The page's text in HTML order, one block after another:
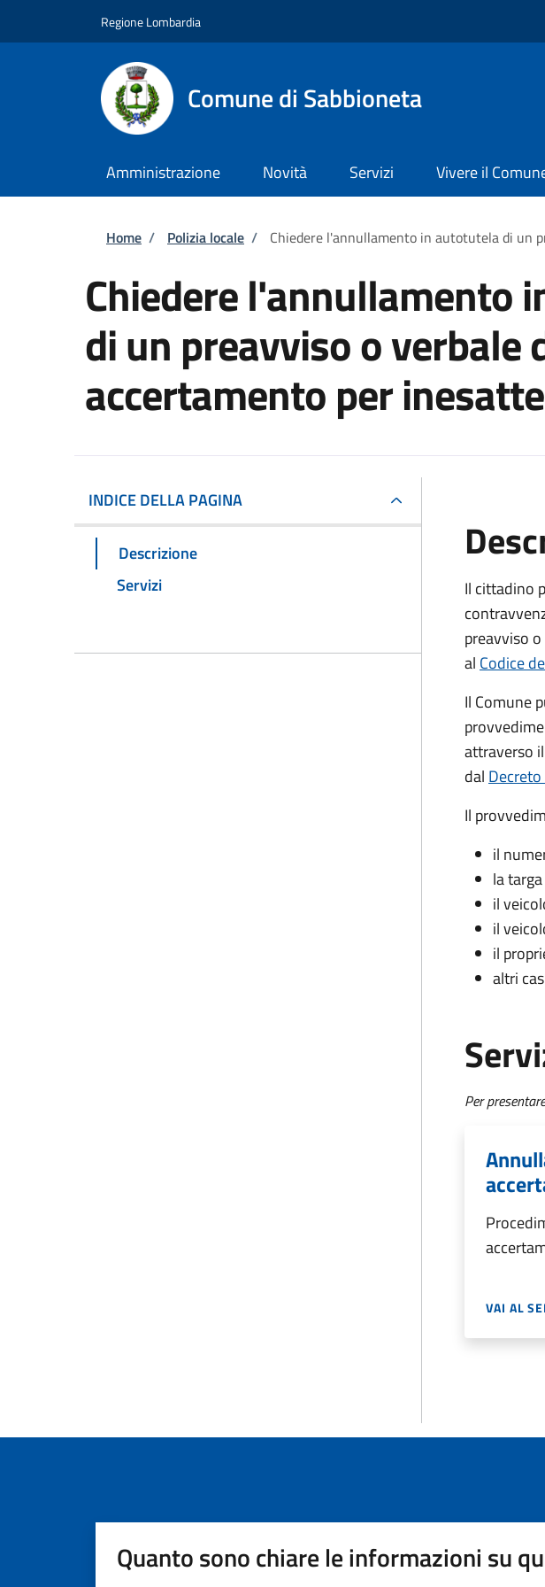
Regione Lombardia
Comune di Sabbioneta
Amministrazione Novità Servizi Vivere il
Briciole di pane
Home / Polizia locale / Chiedere l'annullamento in autotutela di un
Chiedere l'annullamento
di un preavviso o verbale
accertamento per
INDICE DELLA PAGINA
Descrizione
Servizi
Il cittadino
preavviso
al Codice
Il Comune
attraverso
dal
Il
il
la
il
il
il
altri
Per
VAI AL
Quanto sono chiare le informazioni su